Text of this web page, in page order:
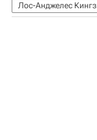
Лос-Анджелес Кингз